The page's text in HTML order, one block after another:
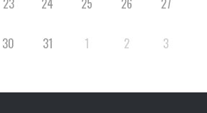
23 24 25 26 27
30 31 1 2 3